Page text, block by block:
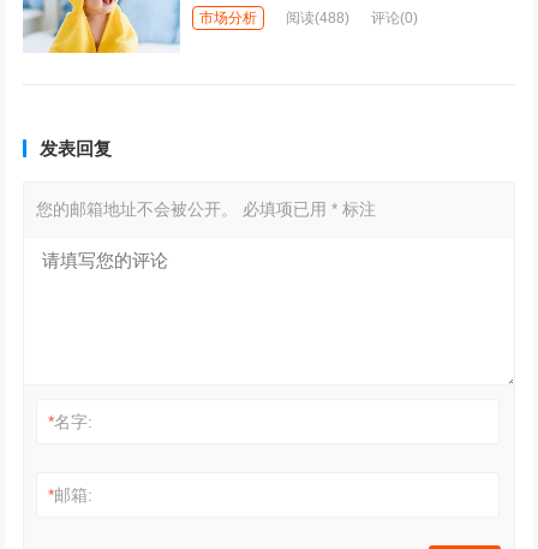
市场分析 阅读(488) 评论(0)
发表回复
您的邮箱地址不会被公开。 必填项已用* 标注
*名字:
*邮箱: